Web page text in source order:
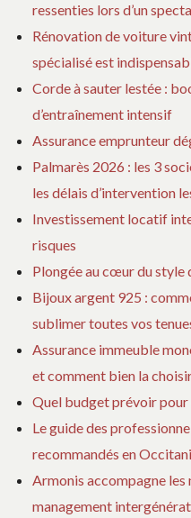
ressenties lors d’un
Rénovation de voiture
spécialisé est
Corde à sauter lestée :
d’entraînement intensif
Assurance emprunteur
Palmarès 2026 : les 3
les délais d’intervention
Investissement locatif
risques
Plongée au cœur du style
Bijoux argent 925 :
sublimer toutes vos
Assurance immeuble
et comment bien la
Quel budget prévoir pour
Le guide des
recommandés en
Armonis accompagne les
management